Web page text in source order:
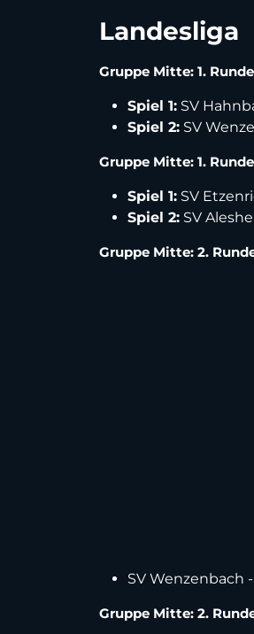
Landesliga
Gruppe Mitte: 1.
Spiel 1: SV
Spiel 2: SV
Gruppe Mitte: 1.
Spiel 1: SV
Spiel 2: SV
Gruppe Mitte: 2.
SV Wenzenbach
Gruppe Mitte: 2.